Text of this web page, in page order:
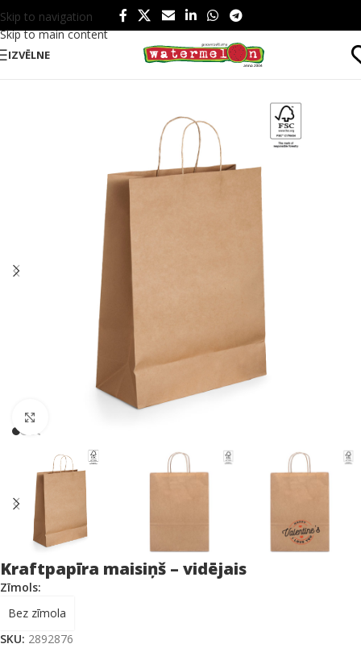
Skip to navigation
Skip to main content
IZVĒLNE
Sākums/ Birojam/ Poligrāfija/ Papīra maisiņi
Kraftpapīra maisiņš – vidējais
Zīmols:
Bez zīmola
SKU: 2892876